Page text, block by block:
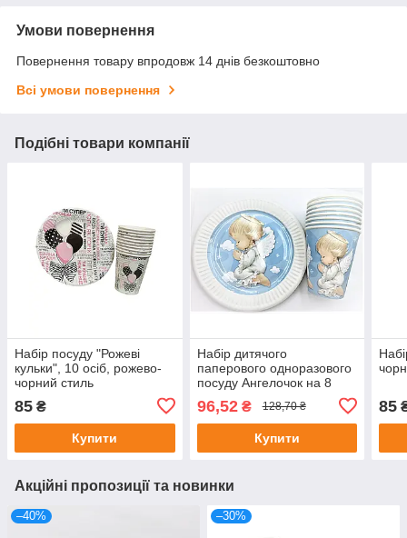
Умови повернення
Повернення товару впродовж 14 днів безкоштовно
Всі умови повернення
Подібні товари компанії
Набір посуду "Рожеві
кульки", 10 осіб, рожево-
чорний стиль
85 ₴
Купити
Набір дитячого
паперового одноразового
посуду Ангелочок на 8
стаканчики
96,52₴ 128,70 ₴
Купити
85
Акційні пропозиції та новинки
–40% –30%